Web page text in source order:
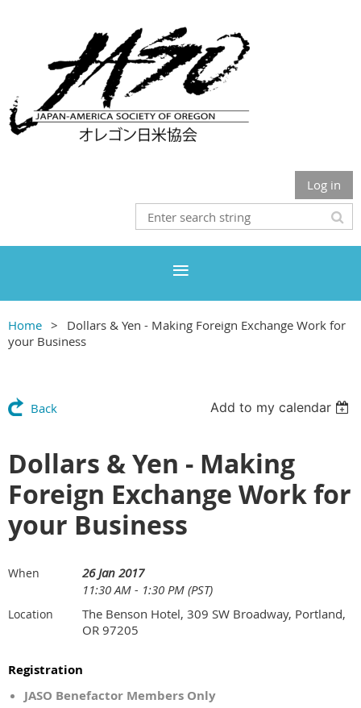
Log in
Home
Dollars & Yen - Making Foreign Exchange Work for
your Business
Back Add to my calendar
Dollars & Yen - Making
Foreign Exchange Work for
your Business
When
26 Jan 2017
11:30 AM - 1:30 PM (PST)
Location
The Benson Hotel, 309 SW Broadway, Portland,
OR 97205
Registration
JASO Benefactor Members Only